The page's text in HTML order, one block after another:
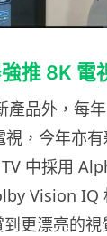
推 8K 電
產品外，每
視，今年亦
中採用
Vision IQ
更漂亮的視